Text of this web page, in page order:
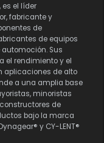
es el líder
fabricante y
de
de equipos
Sus
el rendimiento y el
aplicaciones de alto
a una amplia base
minoristas
de
bajo la marca
y CY-LENT®